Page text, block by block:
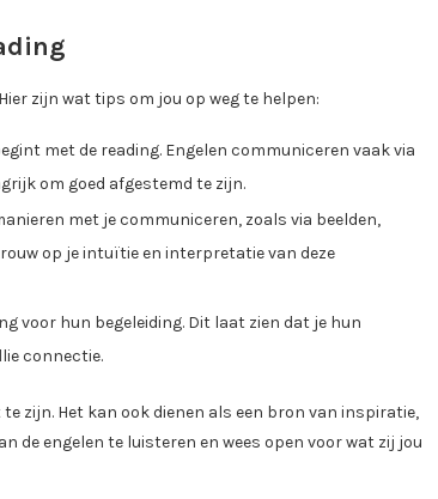
zijn wat tips om jou op weg te helpen:
met de reading. Engelen communiceren vaak via
om goed afgestemd te zijn.
met je communiceren, zoals via beelden,
op je intuïtie en interpretatie van deze
voor hun begeleiding. Dit laat zien dat je hun
connectie.
zijn. Het kan ook dienen als een bron van inspiratie,
de engelen te luisteren en wees open voor wat zij jou